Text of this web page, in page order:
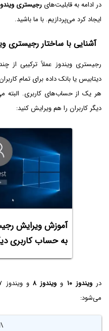
در ادامه به قابلیت‌هایرجیستری
ایجاد کرد می‌پردازیم. با ما باشید.
آشنایی با ساختار رجیستری
رجیستری ویندوز عملاً ترکیبی از
دیتابیس یا بانک داده برای تمام
هر یک از حساب‌های کاربری. البته
دیگر کاربران را هم ویرایش کنید:
به حساب کاربری
درویندوز ۱۰ و ویندوز ۸
می‌شود: